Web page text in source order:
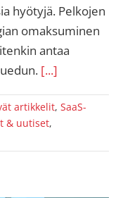
hyötyjä. Pelkojen
omaksuminen
antaa
[...]
artikkelit, SaaS-
& uutiset,